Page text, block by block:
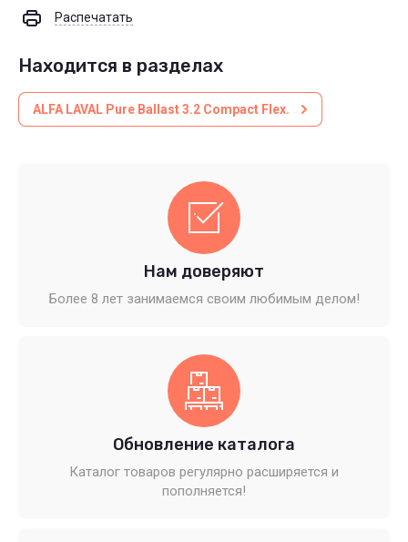
Распечатать
Находится в разделах
ALFA LAVAL Pure Ballast 3.2 Compact Flex.
Нам доверяют
Более 8 лет занимаемся своим любимым делом!
Обновление каталога
Каталог товаров регулярно расширяется и
пополняется!